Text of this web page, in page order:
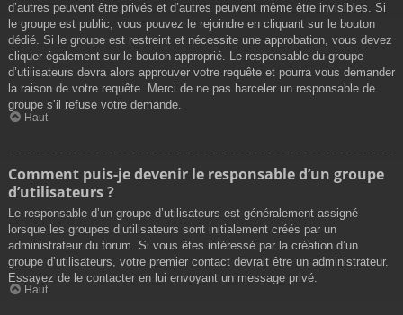
d’autres peuvent être privés et d’autres peuvent même être invisibles. Si
le groupe est public, vous pouvez le rejoindre en cliquant sur le bouton
dédié. Si le groupe est restreint et nécessite une approbation, vous devez
cliquer également sur le bouton approprié. Le responsable du groupe
d’utilisateurs devra alors approuver votre requête et pourra vous demander
la raison de votre requête. Merci de ne pas harceler un responsable de
groupe s’il refuse votre demande.
Haut
Comment puis-je devenir le responsable d’un groupe
d’utilisateurs ?
Le responsable d’un groupe d’utilisateurs est généralement assigné
lorsque les groupes d’utilisateurs sont initialement créés par un
administrateur du forum. Si vous êtes intéressé par la création d’un
groupe d’utilisateurs, votre premier contact devrait être un administrateur.
Essayez de le contacter en lui envoyant un message privé.
Haut